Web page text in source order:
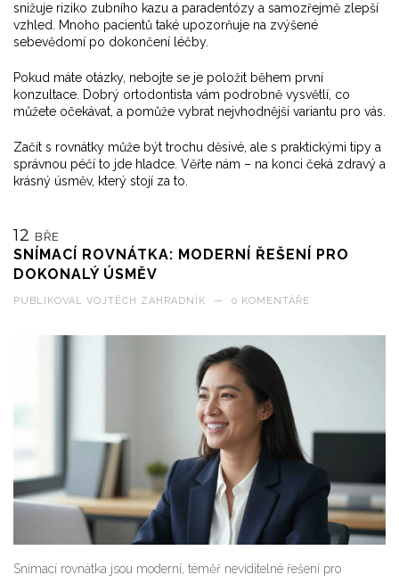
snižuje riziko zubního kazu a paradentózy a samozřejmě zlepší
vzhled. Mnoho pacientů také upozorňuje na zvýšené
sebevědomí po dokončení léčby.
Pokud máte otázky, nebojte se je položit během první
konzultace. Dobrý ortodontista vám podrobně vysvětlí, co
můžete očekávat, a pomůže vybrat nejvhodnější variantu pro vás.
Začít s rovnátky může být trochu děsivé, ale s praktickými tipy a
správnou péčí to jde hladce. Věřte nám – na konci čeká zdravý a
krásný úsměv, který stojí za to.
12 BŘE
SNÍMACÍ ROVNÁTKA: MODERNÍ ŘEŠENÍ PRO
DOKONALÝ ÚSMĚV
PUBLIKOVAL VOJTĚCH ZAHRADNÍK — 0 KOMENTÁŘE
Snímací rovnátka jsou moderní, téměř neviditelné řešení pro